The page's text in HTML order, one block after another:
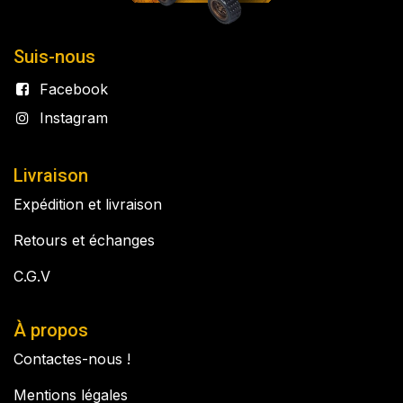
Suis-nous
Facebook
Instagram
Livraison
Expédition et livraison
Retours et échanges
C.G.V
À propos
Contactes-nous !
Mentions légales